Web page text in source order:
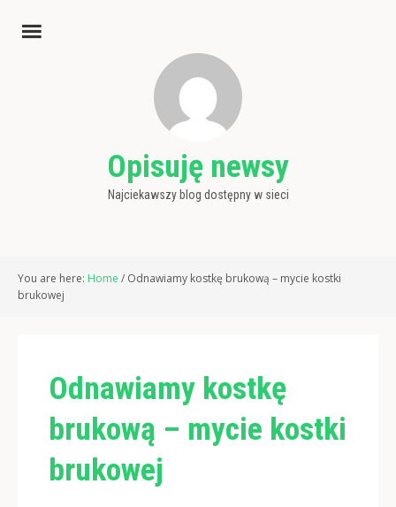
Opisuję newsy
Najciekawszy blog dostępny w sieci
You are here: Home / Odnawiamy kostkę brukową – mycie kostki
brukowej
Odnawiamy kostkę
brukową – mycie kostki
brukowej